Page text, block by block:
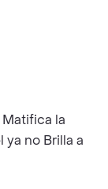
Matifica la
ya no Brilla a